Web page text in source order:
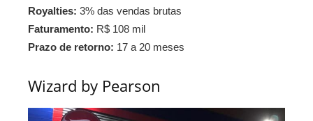
Royalties: 3% das vendas brutas
Faturamento: R$ 108 mil
Prazo de retorno: 17 a 20 meses
Wizard by Pearson